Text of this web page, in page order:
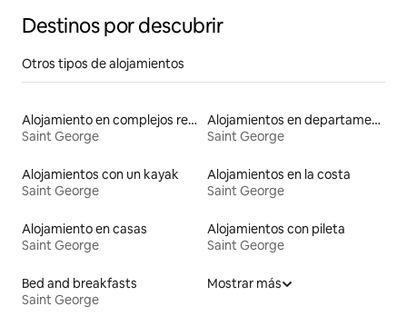
Destinos por descubrir
Otros tipos de alojamientos
Alojamiento en complejos residenciales
Saint George
Alojamientos en departamentos con servicios incluidos
Saint George
Alojamientos con un kayak
Saint George
Alojamientos en la costa
Saint George
Alojamiento en casas
Saint George
Alojamientos con pileta
Saint George
Bed and breakfasts
Saint George
Mostrar más